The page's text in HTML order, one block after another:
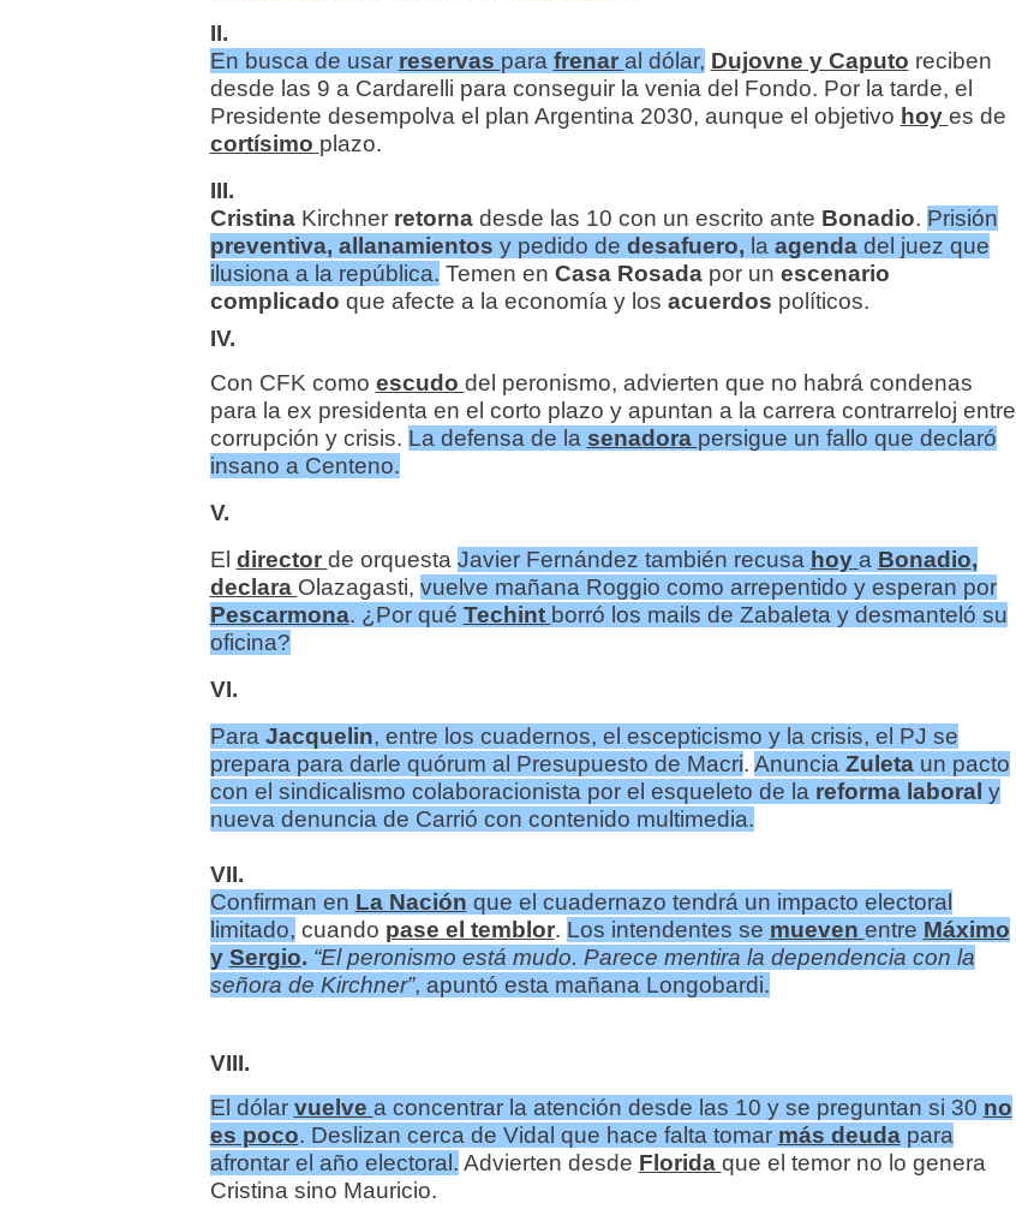
II.
En busca de usar reservas para frenar al dólar, Dujovne y Caputo reciben
desde las 9 a Cardarelli para conseguir la venia del Fondo. Por la tarde, el
Presidente desempolva el plan Argentina 2030, aunque el objetivo hoy es de
cortísimo plazo.
III.
Cristina Kirchner retornadesde las 10 con un escrito ante Bonadio. Prisión
preventiva, allanamientos y pedido de desafuero, la agenda del juez que
ilusiona a la república. Temen en Casa Rosadapor un escenario
complicado que afecte a la economía y los acuerdos políticos.
IV.
Con CFK como escudo del peronismo, advierten que no habrá condenas
para la ex presidenta en el corto plazo y apuntan a la carrera contrarreloj entre
corrupción y crisis. La defensa de la senadora persigue un fallo que declaró
insano a Centeno.
V.
El director de orquesta Javier Fernández también recusa hoy a Bonadio,
declara Olazagasti, vuelve mañana Roggio como arrepentido y esperan por
Pescarmona. ¿Por qué Techint borró los mails de Zabaleta y desmanteló su
oficina?
VI.
Para Jacquelin, entre los cuadernos, el escepticismo y la crisis, el PJ se
prepara para darle quórum al Presupuesto de Macri. Anuncia Zuleta un pacto
con el sindicalismo colaboracionista por el esqueleto de la reforma laboral y
nueva denuncia de Carrió con contenido multimedia.
VII.
Confirman en La Nación que el cuadernazo tendrá un impacto electoral
limitado, cuando pase el temblor. Los intendentes se mueven entre Máximo
y Sergio. “El peronismo está mudo. Parece mentira la dependencia con la
señora de Kirchner”, apuntó esta mañana Longobardi.
VIII.
El dólar vuelve a concentrar la atención desde las 10 y se preguntan si 30 no
es poco. Deslizan cerca de Vidal que hace falta tomar más deudapara
afrontar el año electoral. Advierten desde Florida que el temor no lo genera
Cristina sino Mauricio.